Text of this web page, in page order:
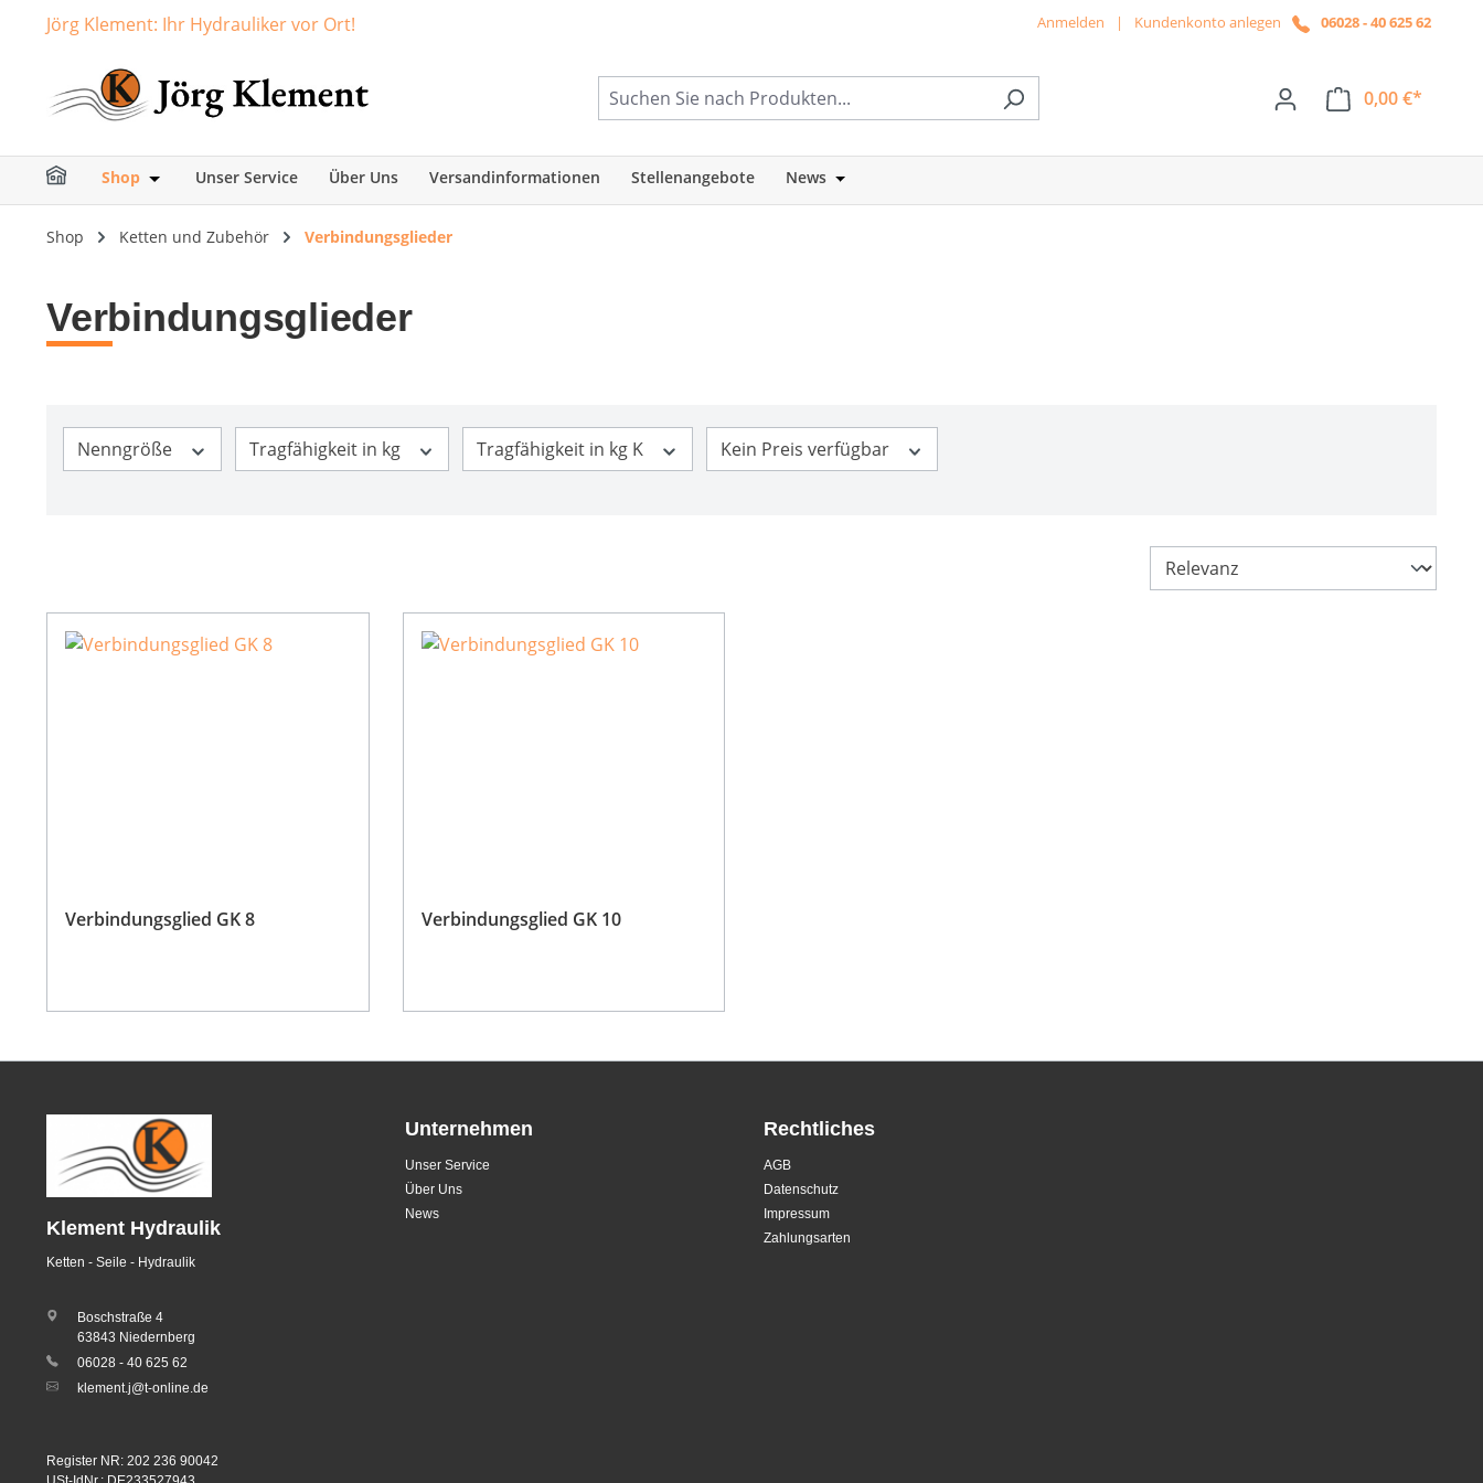
Zur Hauptnavigation springen
Jörg Klement: Ihr Hydrauliker vor Ort! Anmelden | Kundenkonto anlegen 06028 - 40 625 62
0,00 €*
Shop Öffne oder Schließe das Dropdown der Kategorie Shop
Unser Service Über Uns Versandinformationen Stellenangebote News Öffne oder Schließe das Dropdown der Kategorie News
Shop Ketten und Zubehör Verbindungsglieder
Verbindungsglieder
Nenngröße Tragfähigkeit in kg Tragfähigkeit in kg K Kein Preis verfügbar
Verbindungsglied GK 8 Verbindungsglied GK 10
Klement Hydraulik
Ketten - Seile - Hydraulik
Boschstraße 4
63843 Niedernberg
06028 - 40 625 62
klement.j@t-online.de
Register NR: 202 236 90042
Unternehmen
Unser Service
Über Uns
News
Rechtliches
AGB
Datenschutz
Impressum
Zahlungsarten